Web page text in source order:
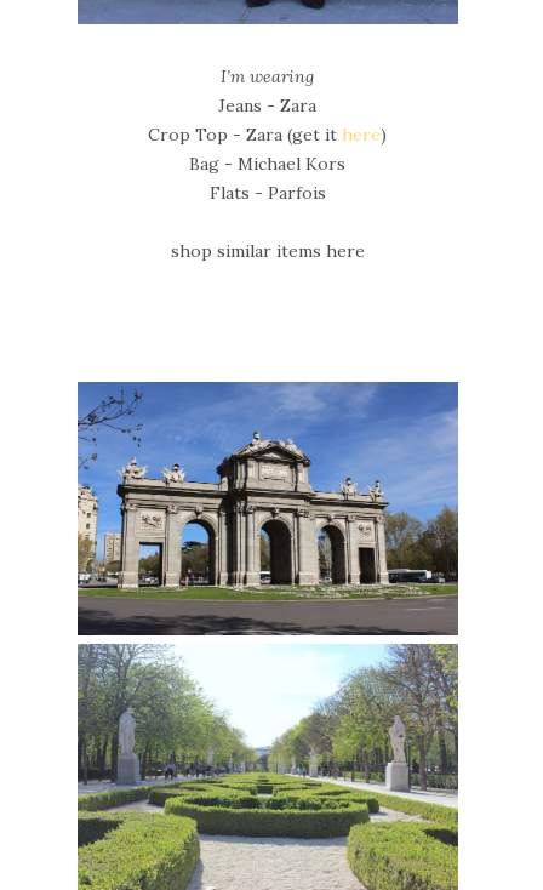
I’m wearing
Jeans - Zara
Crop Top - Zara (get it here)
Bag - Michael Kors
Flats - Parfois
shop similar items here